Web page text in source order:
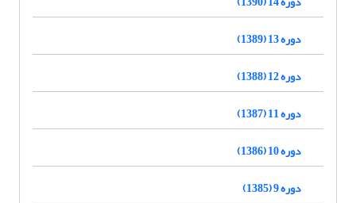
دوره 13 (1389)
دوره 12 (1388)
دوره 11 (1387)
دوره 10 (1386)
دوره 9 (1385)